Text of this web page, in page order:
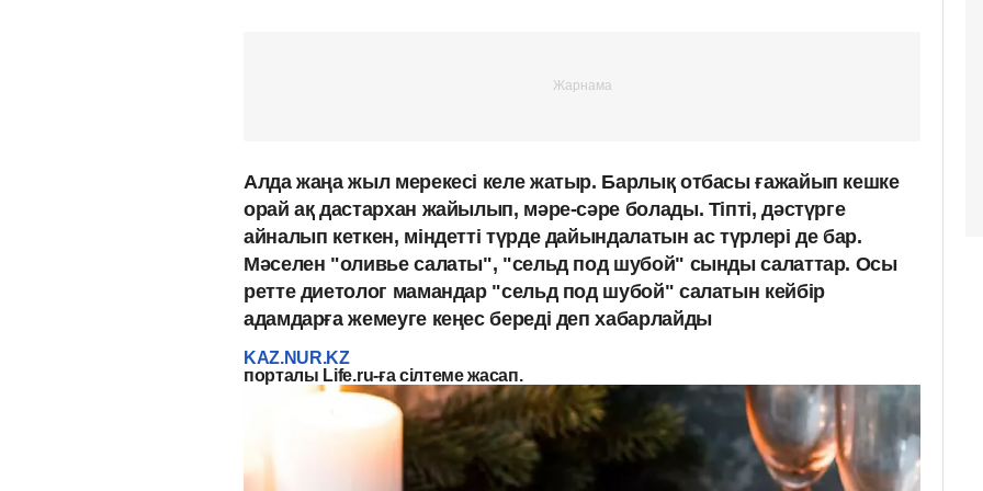
Алда жаңа жыл мерекесі келе жатыр. Барлық отбасы ғажайып кешке
орай ақ дастархан жайылып, мәре-сәре болады. Тіпті, дәстүрге
айналып кеткен, міндетті түрде дайындалатын ас түрлері де бар.
Мәселен "оливье салаты", "сельд под шубой" сынды салаттар. Осы
ретте диетолог мамандар "сельд под шубой" салатын кейбір
адамдарға жемеуге кеңес береді деп хабарлайды
KAZ.NUR.KZ
порталы Life.ru-ға сілтеме жасап.